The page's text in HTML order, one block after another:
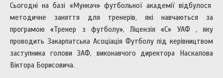
Сьогодні на базі «Мункач» футбольної академії відбулося
методичне заняття для тренерів, які навчаються за
програмою «Тренер з футболу», Ліцензія «С» УАФ , яку
проводить Закарпатська Асоціація Футболу під керівництвом
заступника голови ЗАФ, виконавчого директора Наскалова
Віктора Борисовича.